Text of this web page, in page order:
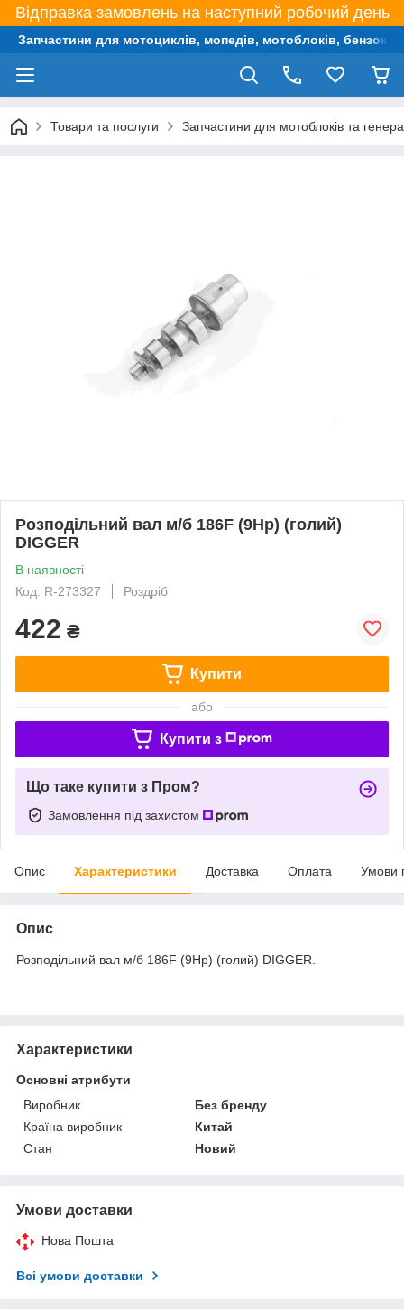
Відправка замовлень на наступний робочий день
Запчастини для мотоциклів, мопедів, мотоблоків,
Товари та послуги Запчастини для мотоблоків та
Розподільний вал м/б 186F (9Hp) (голий)
DIGGER
В наявності
Код: R-273327
Роздріб
422 ₴
Купити
або
Купити з
Що таке купити з Пром?
Замовлення під захистом
Опис Характеристики Доставка Оплата Умови
Опис
Розподільний вал м/б 186F (9Hp) (голий) DIGGER.
Характеристики
Основні атрибути
Виробник
Без бренду
Країна виробник
Китай
Стан
Новий
Умови доставки
Нова Пошта
Всі умови доставки